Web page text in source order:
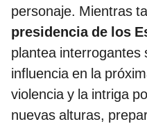
personaje. Mientras
presidencia de los
plantea interrogantes
influencia en la
violencia y la intriga
nuevas alturas,